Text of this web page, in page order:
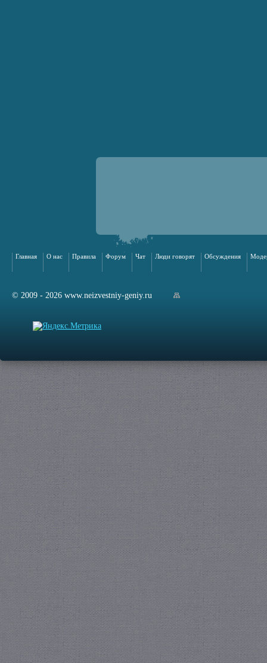
Главная О нас Правила Форум Чат Люди говорят Обсуждения
© 2009 - 2026 www.neizvestniy-geniy.ru
сайта